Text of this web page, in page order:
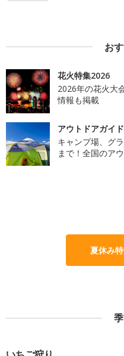
お
花火特集2026
2026年の花火大
情報も掲載
アウトドアガイド
キャンプ場、グ
まで！全国のア
夏休み